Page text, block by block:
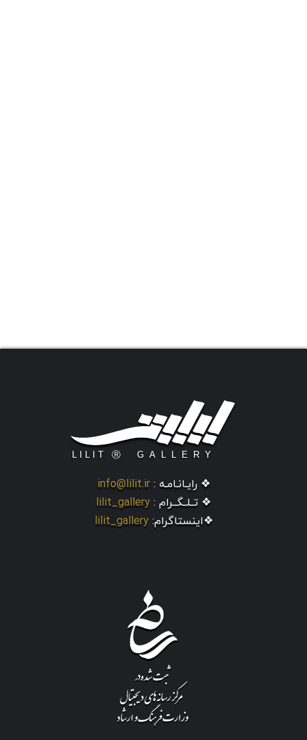
❖ رایـانـامـه : info@lilit.ir
❖ تــلــگــرام : lilit_gallery
❖اینستاگرام: lilit_gallery